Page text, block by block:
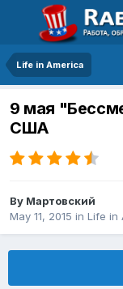
Life in America
9 мая
США
By Мартовский
May 11, 2015 in Life in